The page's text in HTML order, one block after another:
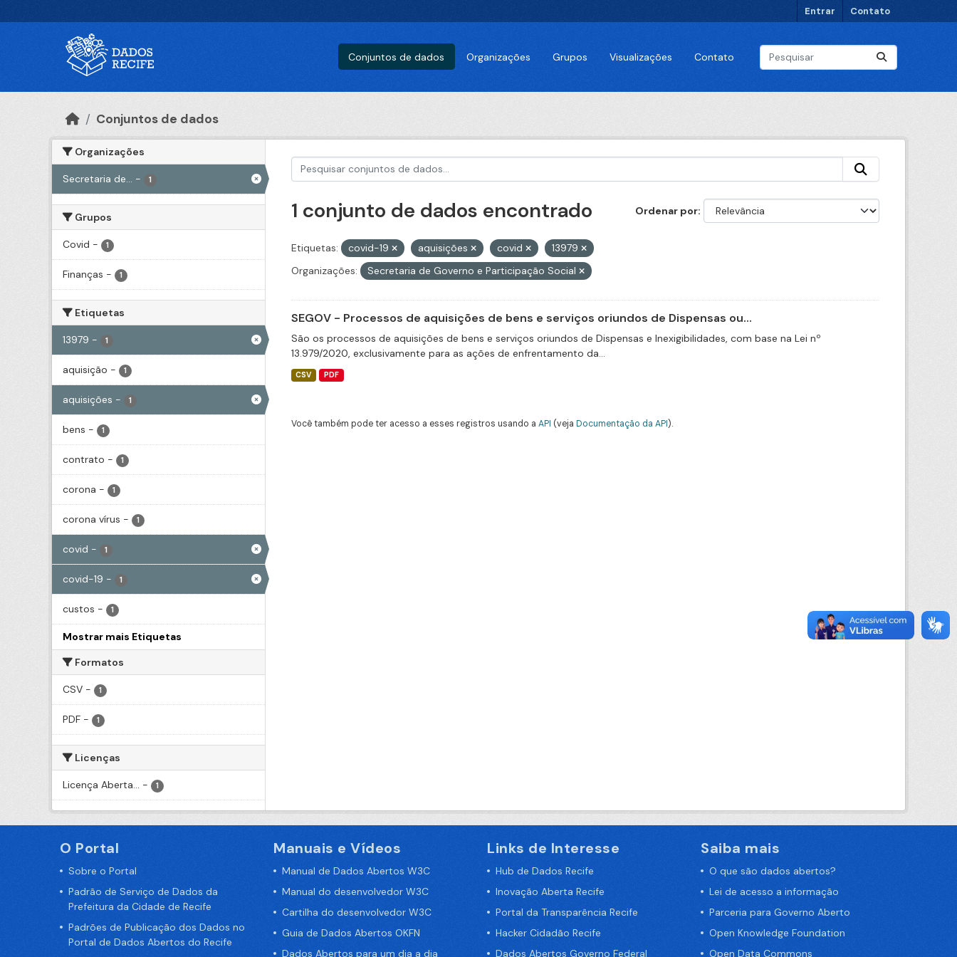
Entrar Contato
Conjuntos de dados Organizações Grupos Visualizações Contato
Conjuntos de dados
Organizações
Secretaria de... - 1
Grupos
Covid - 1
Finanças - 1
Etiquetas
13979 - 1
aquisição - 1
aquisições - 1
bens - 1
contrato - 1
corona - 1
corona vírus - 1
covid - 1
covid-19 - 1
custos - 1
Mostrar mais Etiquetas
Formatos
CSV - 1
PDF - 1
Licenças
Licença Aberta... - 1
Ordenar por
1 conjunto de dados encontrado
Etiquetas: covid-19 aquisições covid
13979
Organizações:
Secretaria de Governo e Participação Social
SEGOV - Processos de aquisições de bens e serviços oriundos de Dispensas ou...
São os processos de aquisições de bens e serviços oriundos de Dispensas e Inexigibilidades, com base na Lei nº
13.979/2020, exclusivamente para as ações de enfrentamento da...
CSV PDF
Você também pode ter acesso a esses registros usando a API (veja Documentação da API).
O Portal
Sobre o Portal
Padrão de Serviço de Dados da
Prefeitura da Cidade de Recife
Padrões de Publicação dos Dados no
Portal de Dados Abertos do Recife
Manuais e Vídeos
Manual de Dados Abertos W3C
Manual do desenvolvedor W3C
Cartilha do desenvolvedor W3C
Guia de Dados Abertos OKFN
Dados Abertos para um dia a dia
Links de Interesse
Hub de Dados Recife
Inovação Aberta Recife
Portal da Transparência Recife
Hacker Cidadão Recife
Dados Abertos Governo Federal
Saiba mais
O que são dados abertos?
Lei de acesso a informação
Parceria para Governo Aberto
Open Knowledge Foundation
Open Data Commons